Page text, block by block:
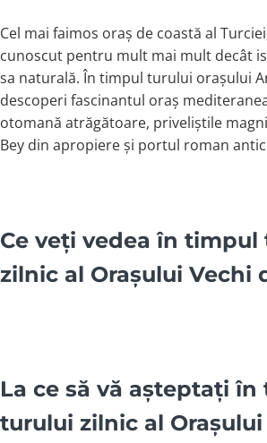
Cel mai faimos oraș de coastă al
cunoscut pentru mult mai mult decât
sa naturală. În timpul turului orașului
descoperi fascinantul oraș
otomană atrăgătoare, priveliștile
Bey din apropiere și portul roman
Ce veți vedea în timpul
zilnic al Orașului Vechi
La ce să vă așteptați
turului zilnic al